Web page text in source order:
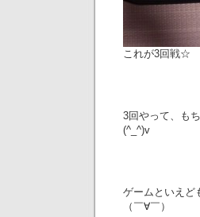
これが3回戦☆
3回やって、も
(^_^)v
ゲームといえど
（￣∀￣）